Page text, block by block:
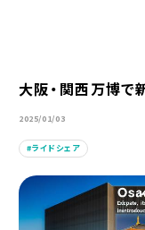
ホーム
運営会社
大阪・関西万博で
2025/01/03
ライドシェア